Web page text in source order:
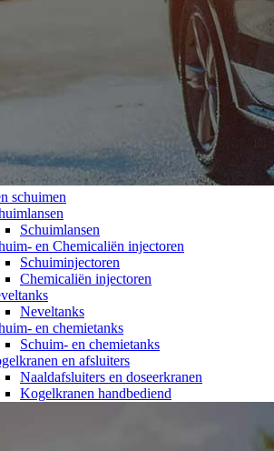
schuimen
Schuimlansen
en Chemicaliën injectoren
Schuiminjectoren
Chemicaliën injectoren
Neveltanks
en chemietanks
Schuim- en chemietanks
en afsluiters
Naaldafsluiters en doseerkranen
Kogelkranen handbediend